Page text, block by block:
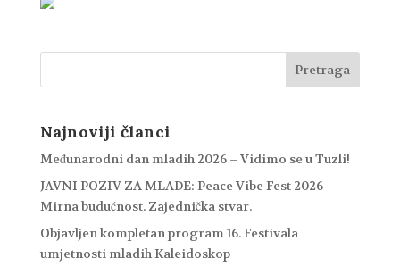
Najnoviji članci
Međunarodni dan mladih 2026 – Vidimo se u Tuzli!
JAVNI POZIV ZA MLADE: Peace Vibe Fest 2026 –
Mirna budućnost. Zajednička stvar.
Objavljen kompletan program 16. Festivala
umjetnosti mladih Kaleidoskop